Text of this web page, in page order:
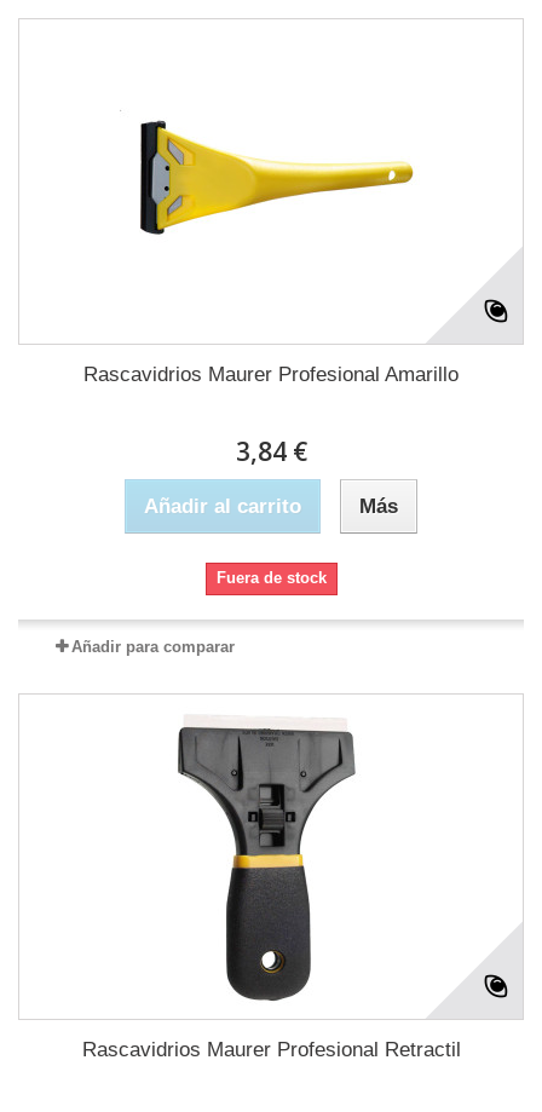
Rascavidrios Maurer Profesional Amarillo
3,84 €
Añadir al carrito Más
Fuera de stock
Añadir para comparar
Rascavidrios Maurer Profesional Retractil